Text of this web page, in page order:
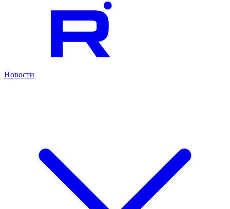
Новости